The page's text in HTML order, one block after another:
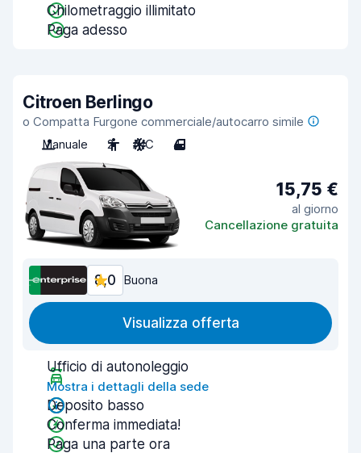
Chilometraggio illimitato
Paga adesso
Citroen Berlingo
o Compatta Furgone commerciale/autocarro simile
Manuale
2 A/C 4
15,75 €
al giorno
Cancellazione gratuita
8,0 Buona
Visualizza offerta
Ufficio di autonoleggio
Mostra i dettagli della sede
Deposito basso
Conferma immediata!
Paga una parte ora